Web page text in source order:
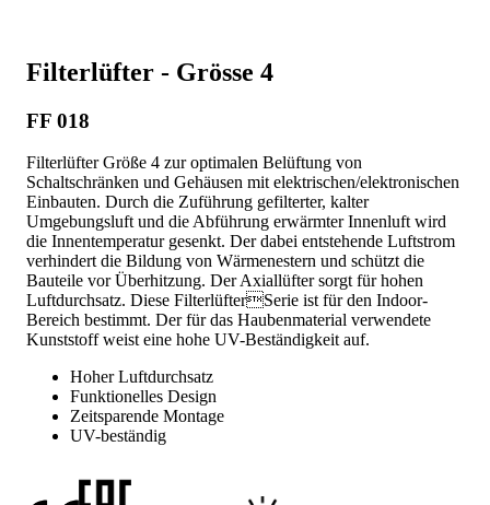
Filterlüfter - Grösse 4
FF 018
Filterlüfter Größe 4 zur optimalen Belüftung von
Schaltschränken und Gehäusen mit elektrischen/elektronischen
Einbauten. Durch die Zuführung gefilterter, kalter
Umgebungsluft und die Abführung erwärmter Innenluft wird
die Innentemperatur gesenkt. Der dabei entstehende Luftstrom
verhindert die Bildung von Wärmenestern und schützt die
Bauteile vor Überhitzung. Der Axiallüfter sorgt für hohen
Luftdurchsatz. Diese FilterlüfterSerie ist für den Indoor-
Bereich bestimmt. Der für das Haubenmaterial verwendete
Kunststoff weist eine hohe UV-Beständigkeit auf.
Hoher Luftdurchsatz
Funktionelles Design
Zeitsparende Montage
UV-beständig